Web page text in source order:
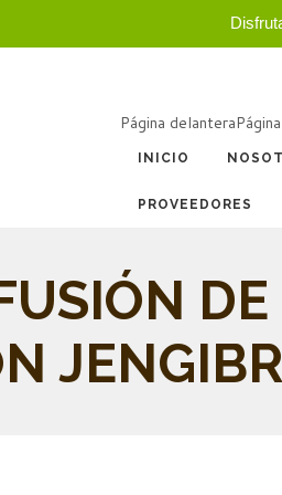
Página delantera
INICIO
PROVEEDORES